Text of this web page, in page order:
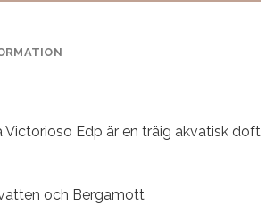
Victorioso Edp är en träig akvatisk doft
och Bergamott